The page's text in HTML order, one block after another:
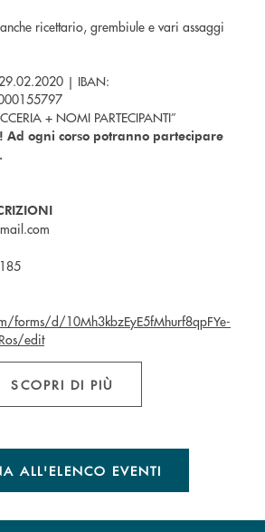
ricettario, grembiule e vari assaggi
| IBAN:
+ NOMI PARTECIPANTI”
Ad ogni corso potranno partecipare
forms/d/10Mh3kbzEyE5fMhurf8qpFYe-
edit
SCOPRI DI PIÙ
ALL'ELENCO EVENTI